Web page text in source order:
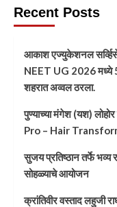
Recent Posts
आकाश एज्युकेशनल
NEET UG 2026 मध्ये
शहरात अव्वल ठरला.
पुण्याच्या मंगेश (यश)
Pro – Hair
सुजय प्रतिष्ठान तर्फे भव्य
सोहळ्याचे आयोजन
क्रांतिवीर वस्ताद लहुजी